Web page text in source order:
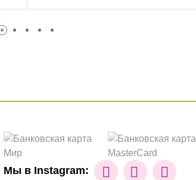
Мы в Instagram: